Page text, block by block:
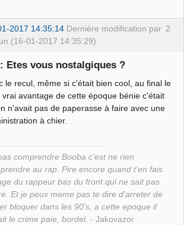
2
2017 14:35:14 Dernière modification par
(16-01-2017 14:35:29)
Etes vous nostalgiques ?
le recul, même si c'était bien cool, au final le
vrai avantage de cette époque bénie c'était
n'avait pas de paperasse à faire avec une
à chier.
comprendre Booba c'est ne rien
au rap. Pire encore quand t'en fais
du rappeur bas du front qui ne sait pas
Et je peux meme pas te dire d'arreter de
bloquer dans les 90's, a cette epoque il
le crime paie, bordel. - Jakovazor